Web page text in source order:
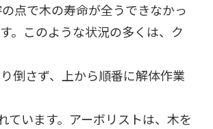
点で木の寿命が全うできなかっ
。このような状況の多くは、ク
倒さず、上から順番に解体作業
います。アーボリストは、木を